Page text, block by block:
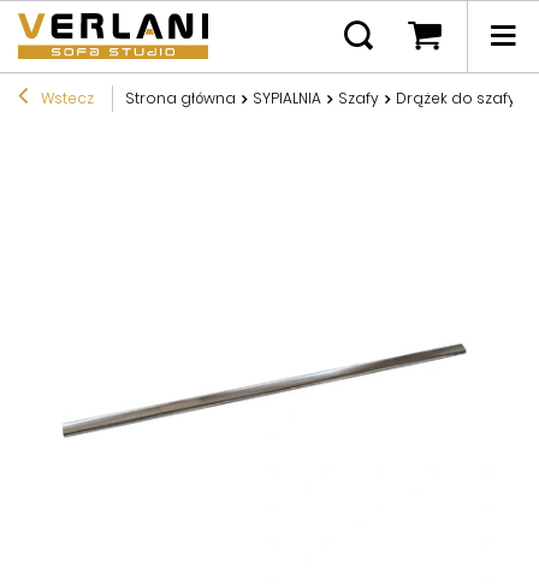
Wstecz Strona główna SYPIALNIA Szafy Drążek do szafy